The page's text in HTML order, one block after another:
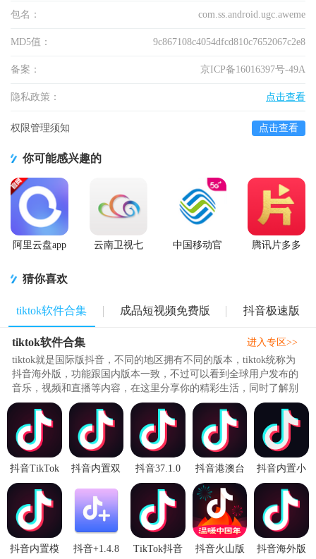
包名： com.ss.android.ugc.aweme
MD5值： 9c867108c4054dfcd810c7652067c2e8
备案： 京ICP备16016397号-49A
隐私政策： 点击查看
权限管理须知 点击查看
你可能感兴趣的
阿里云盘app
云南卫视七
中国移动官
腾讯片多多
猜你喜欢
tiktok软件合集 成品短视频免费版 抖音极速版
tiktok软件合集
tiktok就是国际版抖音，不同的地区拥有不同的版本，tiktok统称为
抖音海外版，功能跟国内版本一致，不过可以看到全球用户发布的
音乐，视频和直播等内容，在这里分享你的精彩生活，同时了解别
人的精彩生活，娱乐性非常..
进入专区>>
抖音TikTok
Asia亚洲版
app最新版
v44.3.2 安
抖音内置双
34.9.0 安卓
去广告版
抖音37.1.0
内置插件版
集成版
抖音港澳台
纯净版
v37.1.0 无广
告版
抖音内置小
能手双模块
版v39.0.0 新
内置版
抖音内置模
抖音+1.4.8
TikTok抖音
抖音火山版
抖音海外版